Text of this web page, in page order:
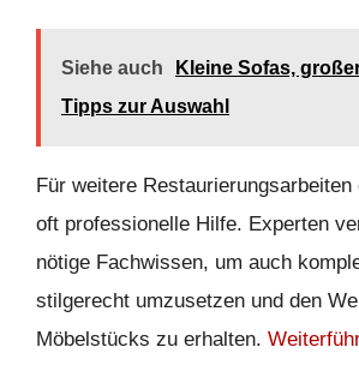
Siehe auch
Kleine Sofas,
Tipps zur Auswahl
Für weitere
oft professionelle Hilfe. Experten
nötige Fachwissen, um auch
stilgerecht umzusetzen und den
Möbelstücks zu erhalten.